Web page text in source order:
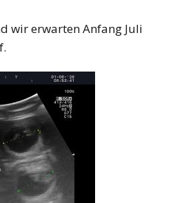
wir erwarten Anfang Juli